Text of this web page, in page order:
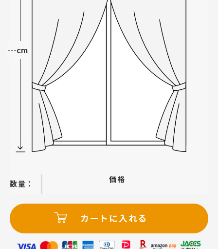
---cm
価格
カートに入れる